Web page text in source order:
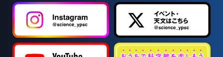
プラネタリウム
イベント